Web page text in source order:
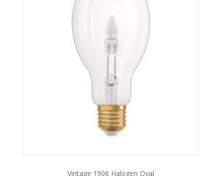
Vintage 1906 Halogen Oval